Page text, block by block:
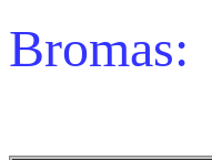
Bromas: